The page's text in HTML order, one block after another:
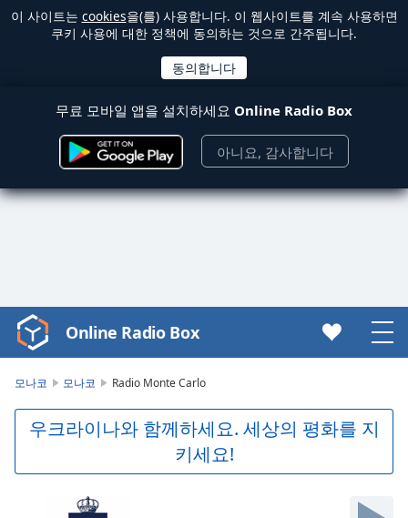
이 사이트는 cookies을(를) 사용합니다. 이 웹사이트를 계속 사용하면
쿠키 사용에 대한 정책에 동의하는 것으로 간주됩니다.
무료 모바일 앱을 설치하세요 Online Radio Box
아니요, 감사합니다
Video
Player
Play
Video
Skip
Online Radio Box
모나코 모나코 Radio Monte Carlo
우크라이나와 함께하세요. 세상의 평화를 지
키세요!